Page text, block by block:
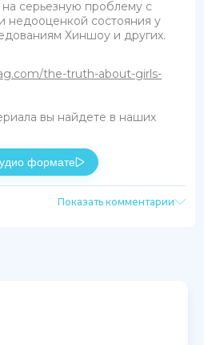
на серьезную проблему с
недооценкой состояния у
Хиншоу и других.
the-truth-about-girls-
вы найдете в наших
формате
Показать комментарии